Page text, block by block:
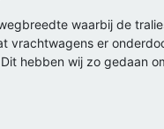
waarbij de
vrachtwagens er
hebben wij zo gedaan